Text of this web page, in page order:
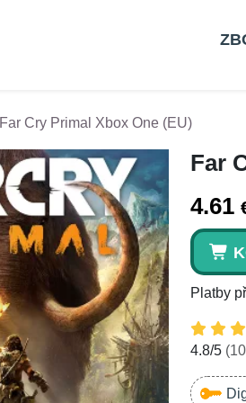
Far Cry Primal Xbox One (EU)
Far
4.61
Platby
4.8/5 (10